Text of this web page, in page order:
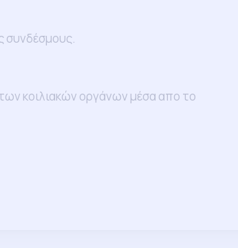
συνδέσμους.
των κοιλιακών οργάνων μέσα απο το